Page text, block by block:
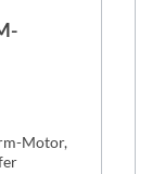
Motor,